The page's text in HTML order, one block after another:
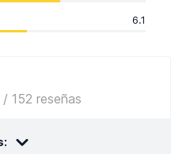
6.1
152 reseñas